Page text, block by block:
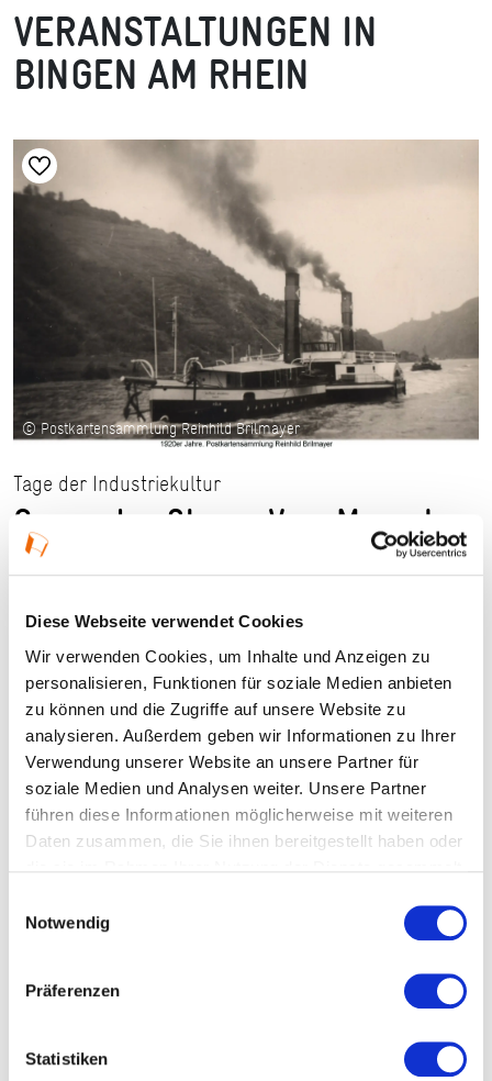
Diese Webseite verwendet Cookies
Wir verwenden Cookies, um Inhalte und Anzeigen zu
personalisieren, Funktionen für soziale Medien anbieten
zu können und die Zugriffe auf unsere Website zu
analysieren. Außerdem geben wir Informationen zu Ihrer
Verwendung unserer Website an unsere Partner für
soziale Medien und Analysen weiter. Unsere Partner
führen diese Informationen möglicherweise mit weiteren
Daten zusammen, die Sie ihnen bereitgestellt haben oder
Notwendig
Präferenzen
Statistiken
VERANSTALTUNGEN IN
BINGEN AM RHEIN
© Postkartensammlung Reinhild Brilmayer
Tage der Industriekultur
Gegen den Strom. Vom Mensch
zur Maschine – wie die Schiffe
auf dem Rhein zu Berg fahren
lernten
12.09.2026, 14:30 Uhr in Bingen am Rhein